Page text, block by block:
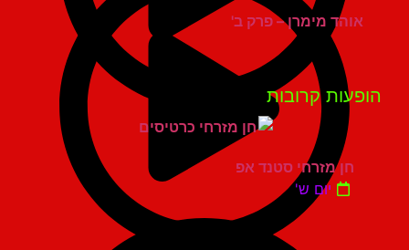
אוהד מימרן – פרק ב'
קרובות
חן מזרחי סטנד אפ
יום ש'